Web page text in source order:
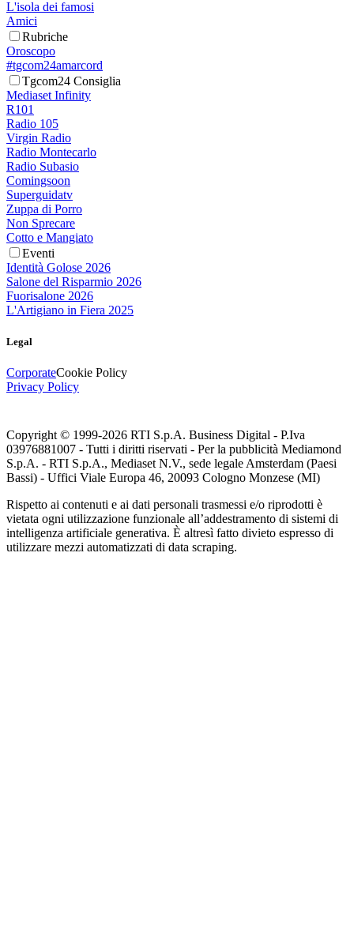
L'isola dei famosi
Amici
Rubriche
Oroscopo
#tgcom24amarcord
Tgcom24 Consiglia
Mediaset Infinity
R101
Radio 105
Virgin Radio
Radio Montecarlo
Radio Subasio
Comingsoon
Superguidatv
Zuppa di Porro
Non Sprecare
Cotto e Mangiato
Eventi
Identità Golose 2026
Salone del Risparmio 2026
Fuorisalone 2026
L'Artigiano in Fiera 2025
Legal
CorporateCookie Policy
Privacy Policy
Copyright © 1999-2026 RTI S.p.A. Business Digital - P.Iva
03976881007 - Tutti i diritti riservati - Per la pubblicità Mediamond
S.p.A. - RTI S.p.A., Mediaset N.V., sede legale Amsterdam (Paesi
Bassi) - Uffici Viale Europa 46, 20093 Cologno Monzese (MI)
Rispetto ai contenuti e ai dati personali trasmessi e/o riprodotti è
vietata ogni utilizzazione funzionale all’addestramento di sistemi di
intelligenza artificiale generativa. È altresì fatto divieto espresso di
utilizzare mezzi automatizzati di data scraping.